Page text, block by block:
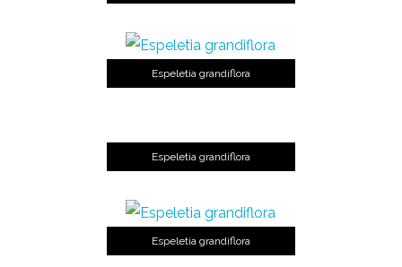
Espeletia grandiflora
Espeletia grandiflora
Espeletia grandiflora